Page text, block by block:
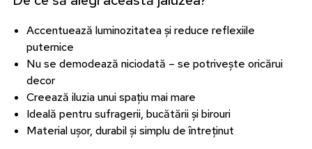
Accentuează luminozitatea și reduce reflexiile
puternice
Nu se demodează niciodată – se potrivește oricărui
decor
Creează iluzia unui spațiu mai mare
Ideală pentru sufragerii, bucătării și birouri
Material ușor, durabil și simplu de întreținut